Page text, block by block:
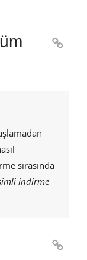

sırasında
indirme
